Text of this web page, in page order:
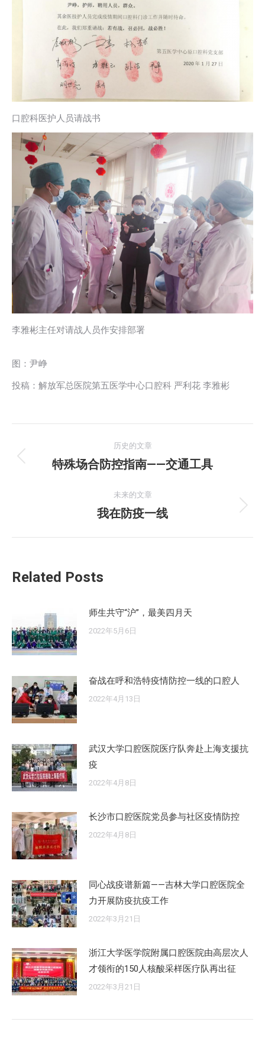
口腔科医护人员请战书
李雅彬主任对请战人员作安排部署
图：尹峥
投稿：解放军总医院第五医学中心口腔科 严利花 李雅彬
章
历史的文章
历
的
文
特殊场合防控指南——交通工具
未来的文章
未
我在防疫一线
Related Posts
师生共守“沪”，最美四月天
2022年5月6日
奋战在呼和浩特疫情防控一线的口腔人
2022年4月13日
武汉大学口腔医院医疗队奔赴上海支援抗
疫
2022年4月8日
长沙市口腔医院党员参与社区疫情防控
2022年4月8日
同心战疫谱新篇——吉林大学口腔医院全
力开展防疫抗疫工作
2022年3月21日
浙江大学医学院附属口腔医院由高层次人
才领衔的150人核酸采样医疗队再出征
2022年3月21日